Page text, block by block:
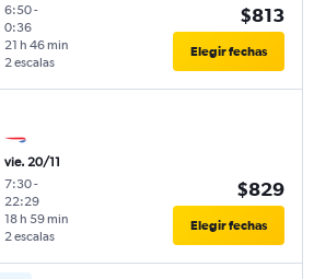
6:50-
0:36
2 escalas
21 h 46 min
$813
Elegir fechas
vie. 20/11
7:30-
22:29
2 escalas
18 h 59 min
$829
Elegir fechas